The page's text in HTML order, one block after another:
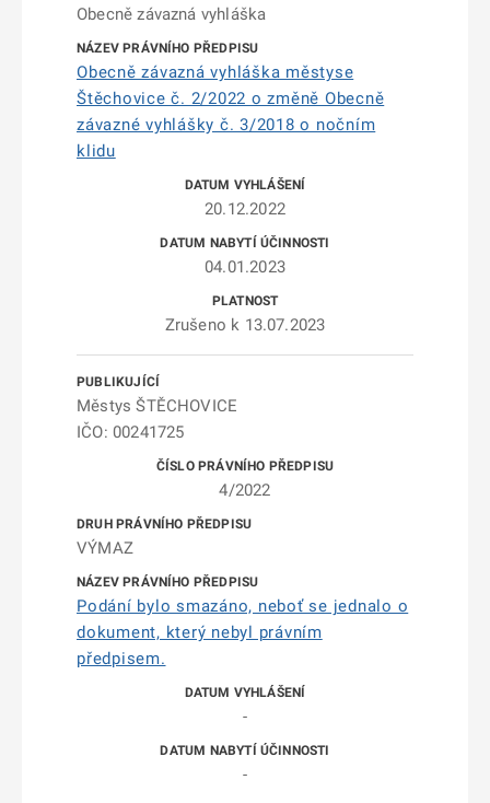
Obecně závazná vyhláška
Obecně závazná vyhláška městyse
Štěchovice č. 2/2022 o změně Obecně
závazné vyhlášky č. 3/2018 o nočním
klidu
20.12.2022
04.01.2023
Zrušeno k 13.07.2023
Městys ŠTĚCHOVICE
IČO: 00241725
4/2022
VÝMAZ
Podání bylo smazáno, neboť se jednalo o
dokument, který nebyl právním
předpisem.
-
-